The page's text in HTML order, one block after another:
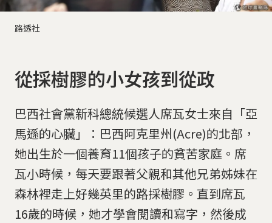
路透社
從採樹膠的小女孩到從政
巴西社會黨新科總統候選人席瓦女士來自「亞
馬遜的心臟」：巴西阿克里州(Acre)的北部，
她出生於一個養育11個孩子的貧苦家庭。席
瓦小時候，每天要跟著父親和其他兄弟姊妹在
森林裡走上好幾英里的路採樹膠。直到席瓦
16歲的時候，她才學會閱讀和寫字，然後成